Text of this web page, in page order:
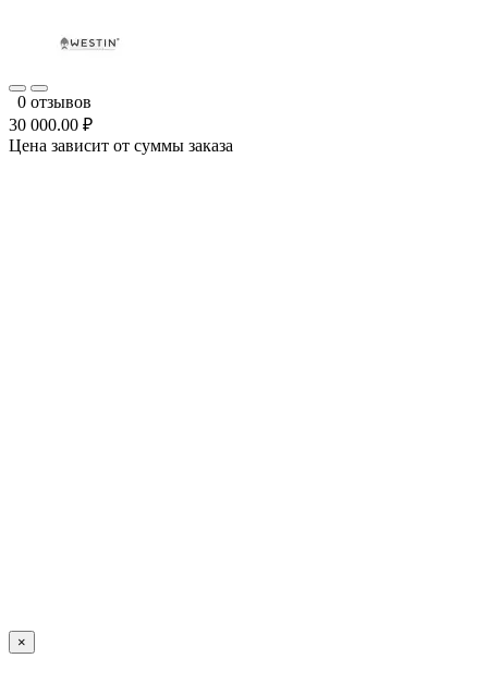
0 отзывов
30 000.00 ₽
Цена зависит от суммы заказа
×